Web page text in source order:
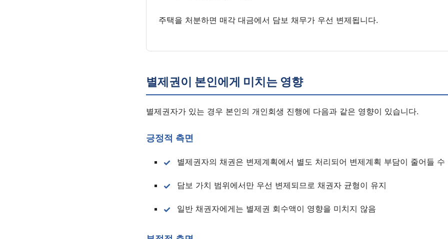
주택을 처분하면 매각 대금에서 담보 채무가 우선 변제됩니다.
별제권이 본인에게 미치는 영향
별제권자가 있는 경우 본인의 개인회생 진행에 다음과 같은 영향이 있습니다.
긍정적 측면
별제권자의 채권은 변제계획에서 별도 처리되어 변제계획 부담이 줄어들 수
담보 가치 범위에서만 우선 변제되므로 채권자 균형이 유지
일반 채권자에게는 별제권 회수액이 영향을 미치지 않음
1:1 상담 신청